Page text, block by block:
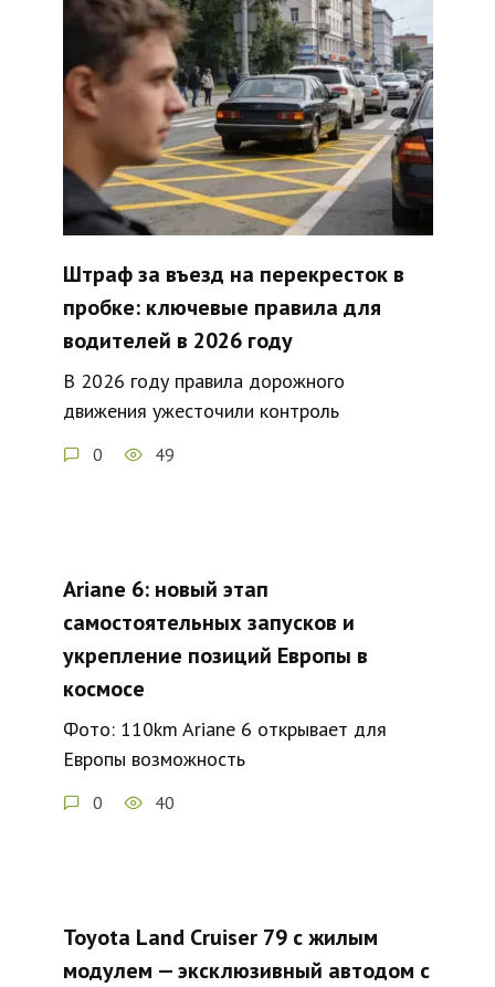
Штраф за въезд на перекресток в
пробке: ключевые правила для
водителей в 2026 году
В 2026 году правила дорожного
движения ужесточили контроль
0 49
Ariane 6: новый этап
самостоятельных запусков и
укрепление позиций Европы в
космосе
Фото: 110km Ariane 6 открывает для
Европы возможность
0 40
Toyota Land Cruiser 79 с жилым
модулем — эксклюзивный автодом с